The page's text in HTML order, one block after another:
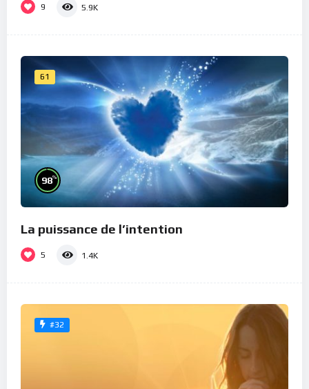
9 5.9K
61
98%
La puissance de l’intention
5 1.4K
#32